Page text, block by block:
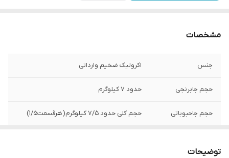
مشخصات
جنس اکرولیک ضخیم وارداتی
حجم جابرنجی حدود ۷ کیلوگرم
حجم جاحبوباتی حجم کلی حدود ۷/۵ کیلوگرم(هرقسمت۱/۵)
توضیحات